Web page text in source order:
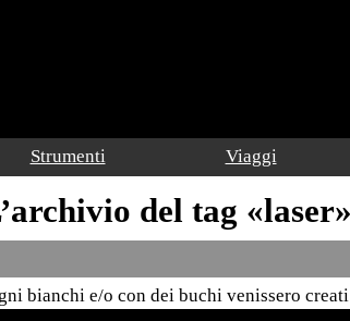
Strumenti Viaggi
del tag «laser»
bianchi e/o con dei buchi venissero